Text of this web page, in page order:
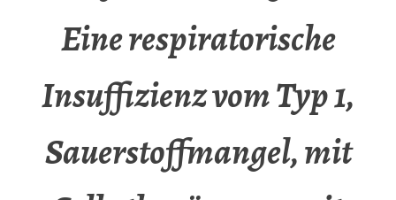
Eine respiratorische
Insuffizienz vom Typ 1,
Sauerstoffmangel, mit